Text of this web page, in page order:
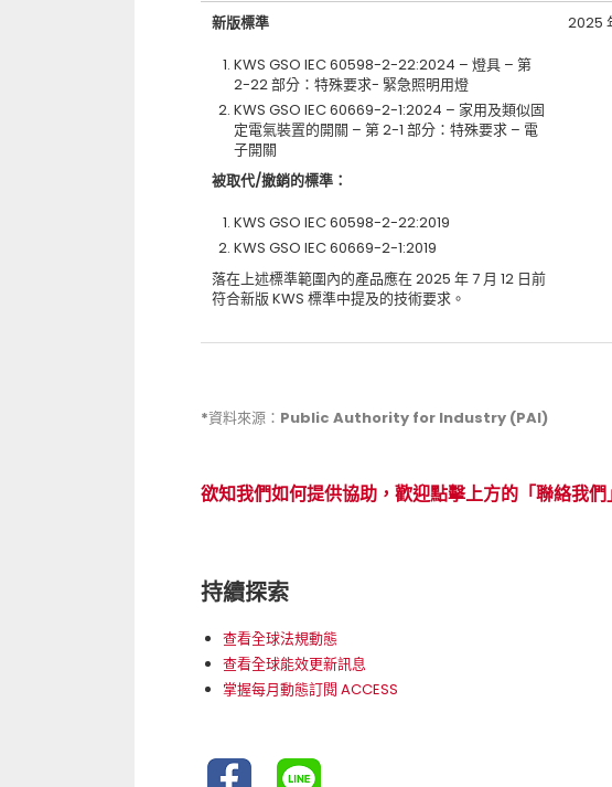
新版標準
KWS GSO IEC 60598-2-22:2024 – 燈具 – 第
2-22 部分：特殊要求- 緊急照明用燈
KWS GSO IEC 60669-2-1:2024 – 家用及類似固
定電氣裝置的開關 – 第 2-1 部分：特殊要求 – 電
子開關
被取代/撤銷的標準：
KWS GSO IEC 60598-2-22:2019
KWS GSO IEC 60669-2-1:2019
落在上述標準範圍內的產品應在 2025 年 7 月 12 日前
符合新版 KWS 標準中提及的技術要求。
2025
*資料來源：Public Authority for Industry (PAI)
欲知我們如何提供協助，歡迎點擊上方的「聯絡我們
持續探索
查看全球法規動態
查看全球能效更新訊息
掌握每月動態訂閱 ACCESS